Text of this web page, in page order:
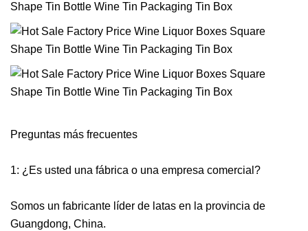
Preguntas más frecuentes
1: ¿Es usted una fábrica o una empresa comercial?
Somos un fabricante líder de latas en la provincia de
Guangdong, China.